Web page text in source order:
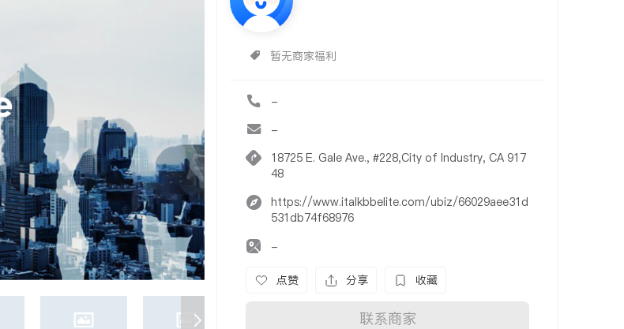
暂无商家福利
-
-
18725 E. Gale Ave., #228,City of Industry, CA 917
48
https://www.italkbbelite.com/ubiz/66029aee31d
531db74f68976
-
点赞 分享 收藏
联系商家